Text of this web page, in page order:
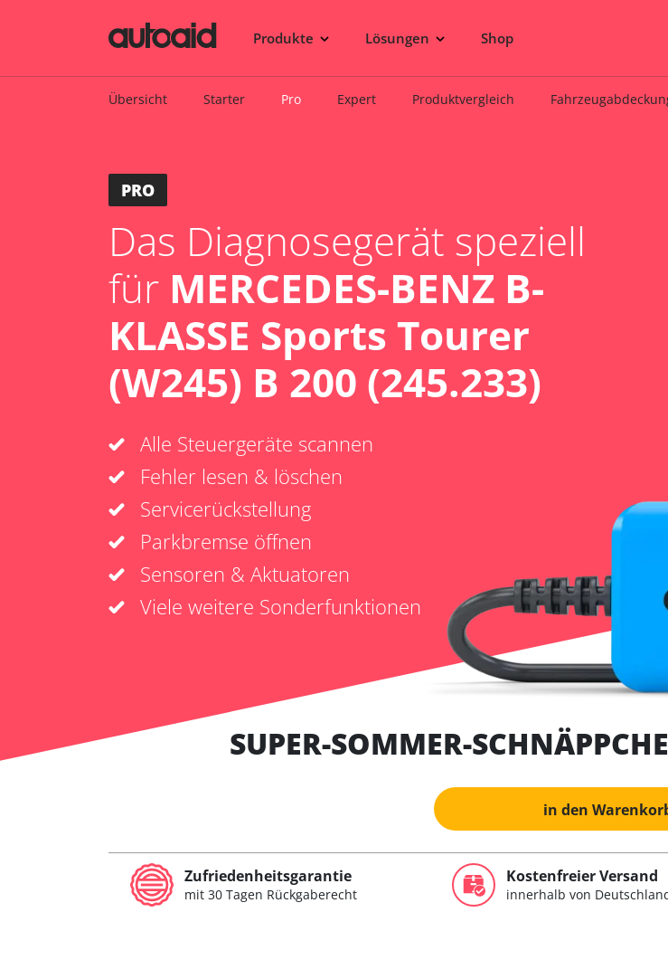
Produkte Lösungen Shop
Übersicht Starter Pro Expert Produktvergleich
PRO
Das Diagnosegerät speziell
für MERCEDES-BENZ B-
KLASSE Sports Tourer
(W245) B 200 (245.233)
Alle Steuergeräte scannen
Fehler lesen & löschen
Servicerückstellung
Parkbremse öffnen
Sensoren & Aktuatoren
Viele weitere Sonderfunktionen
SUPER-SOMMER-
in den
Zufriedenheitsgarantie
mit 30 Tagen Rückgaberecht
Kostenfreier Versand
innerhalb von